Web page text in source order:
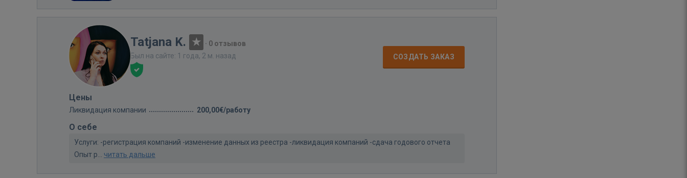
Tatjana K. · 0 отзывов
Был на сайте: 1 года, 2 м. назад
СОЗДАТЬ ЗАКАЗ
Цены
Ликвидация компании 200,00€/работу
О себе
Услуги: -регистрация компаний -изменение данных из реестра -ликвидация компаний -сдача годового отчета
Опыт р... читать дальше